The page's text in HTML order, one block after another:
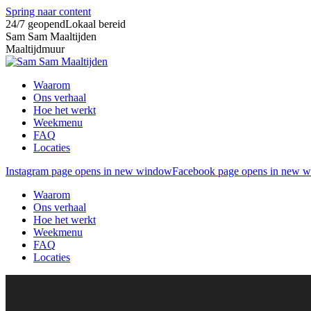
Spring naar content
24/7 geopendLokaal bereid
Sam Sam Maaltijden
Maaltijdmuur
Waarom
Ons verhaal
Hoe het werkt
Weekmenu
FAQ
Locaties
Instagram page opens in new windowFacebook page opens in new
Waarom
Ons verhaal
Hoe het werkt
Weekmenu
FAQ
Locaties